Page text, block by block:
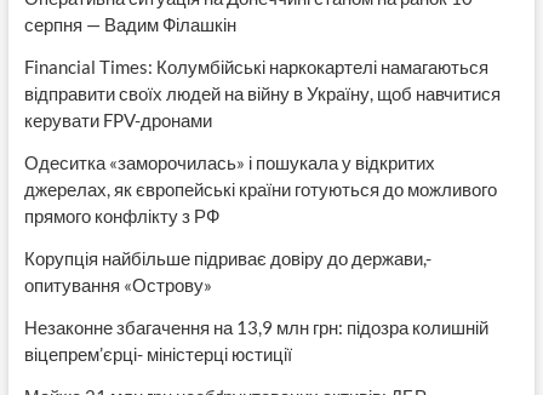
серпня — Вадим Філашкін
Financial Times: Колумбійські наркокартелі намагаються
відправити своїх людей на війну в Україну, щоб навчитися
керувати FPV-дронами
Одеситка «заморочилась» і пошукала у відкритих
джерелах, як європейські країни готуються до можливого
прямого конфлікту з РФ
Корупція найбільше підриває довіру до держави,-
опитування «Острову»
Незаконне збагачення на 13,9 млн грн: підозра колишній
віцепрем’єрці- міністерці юстиції